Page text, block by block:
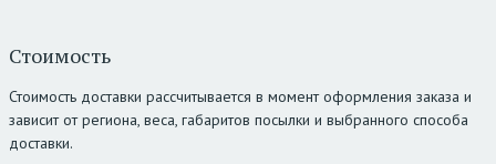
Стоимость
Стоимость доставки рассчитывается в момент оформления заказа и
зависит от региона, веса, габаритов посылки и выбранного способа
доставки.